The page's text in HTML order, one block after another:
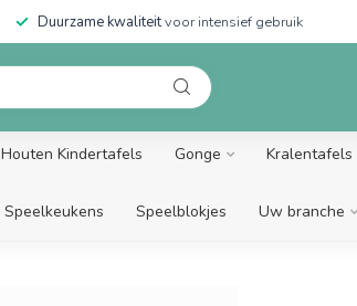
Duurzame kwaliteitvoor intensief gebruik
Houten Kindertafels Gonge Kralentafels
Speelkeukens Speelblokjes Uw branche